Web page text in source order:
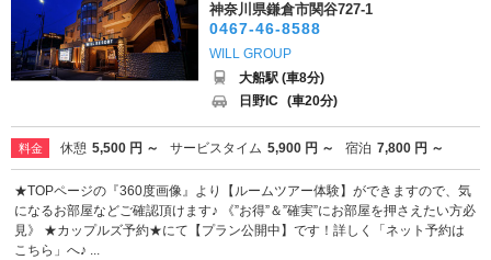
神奈川県鎌倉市関谷727-1
0467-46-8588
WILL GROUP
大船駅 (車8分)
日野IC (車20分)
料金 休憩 5,500 円 ～ サービスタイム 5,900 円 ～ 宿泊 7,800 円 ～
★TOPページの『360度画像』より【ルームツアー体験】ができますので、気
になるお部屋などご確認頂けます♪ 《”お得”＆”確実”にお部屋を押さえたい方必
見》 ★カップルズ予約★にて【プラン公開中】です！詳しく「ネット予約は
こちら」へ♪ ...